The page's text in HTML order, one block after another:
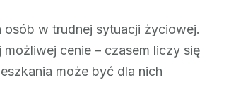
w trudnej sytuacji życiowej.
cenie – czasem liczy się
może być dla nich